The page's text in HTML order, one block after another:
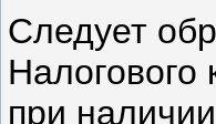
Следует
Налогового
при